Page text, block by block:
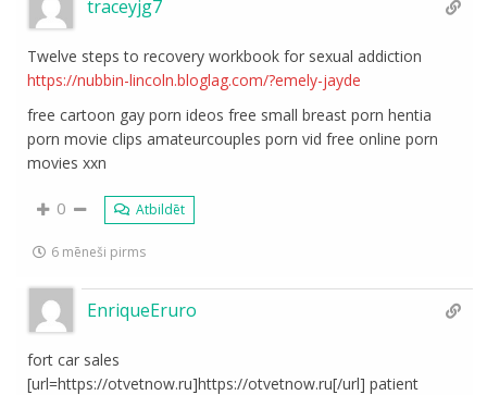
traceyjg7
Twelve steps to recovery workbook for sexual addiction
https://nubbin-lincoln.bloglag.com/?emely-jayde
free cartoon gay porn ideos free small breast porn hentia
porn movie clips amateurcouples porn vid free online porn
movies xxn
0 Atbildēt
6 mēneši pirms
EnriqueEruro
fort car sales
[url=https://otvetnow.ru]https://otvetnow.ru[/url] patient